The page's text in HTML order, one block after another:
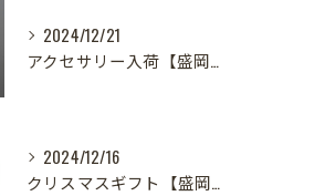
2024/12/21
アクセサリー入荷【盛岡の雑貨屋】
2024/12/16
クリスマスギフト【盛岡の雑貨屋】